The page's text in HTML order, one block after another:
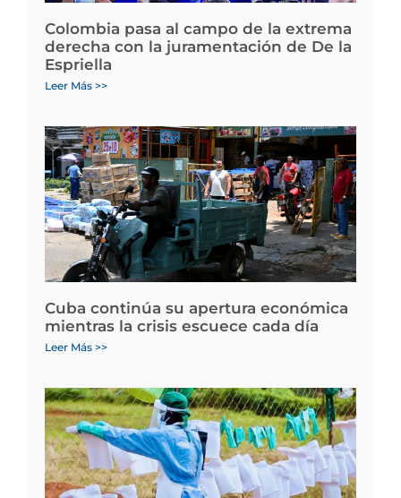
Colombia pasa al campo de la extrema
derecha con la juramentación de De la
Espriella
Leer Más >>
Cuba continúa su apertura económica
mientras la crisis escuece cada día
Leer Más >>